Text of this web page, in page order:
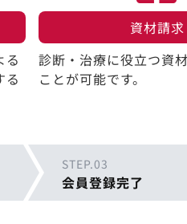
る
る
資材請求​
診断・治療に役立つ資
ことが可能です。
STEP.03
会員登録完了